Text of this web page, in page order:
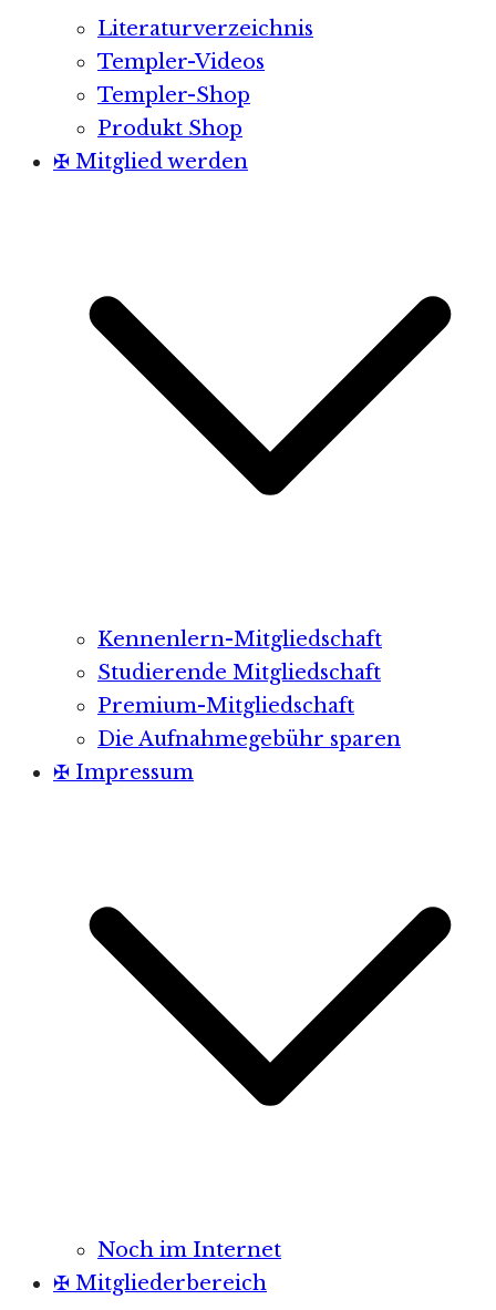
Literaturverzeichnis
Templer-Videos
Templer-Shop
Produkt Shop
✠ Mitglied werden
Kennenlern-Mitgliedschaft
Studierende Mitgliedschaft
Premium-Mitgliedschaft
Die Aufnahmegebühr sparen
✠ Impressum
Noch im Internet
✠ Mitgliederbereich